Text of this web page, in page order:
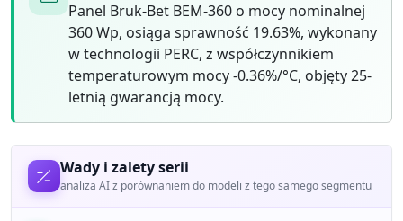
Panel Bruk-Bet BEM-360 o mocy nominalnej
360 Wp, osiąga sprawność 19.63%, wykonany
w technologii PERC, z współczynnikiem
temperaturowym mocy -0.36%/°C, objęty 25-
letnią gwarancją mocy.
Wady i zalety serii
analiza AI z porównaniem do modeli z tego samego segmentu